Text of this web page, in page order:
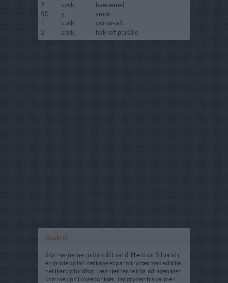
2
spsk.
hvedemel
50
g.
smør
1
spsk.
citronsaft
2
spsk. hakket persille
Opskrift
Skyl hjernerne godt i koldt vand. Hæld ca. ½ l vand i
en gryde og lad det koge et par minutter med eddike,
nelliker og hvidløg. Læg hjernerne i og lad lagen igen
komme op til kogepunktet. Tag gryden fra varmen